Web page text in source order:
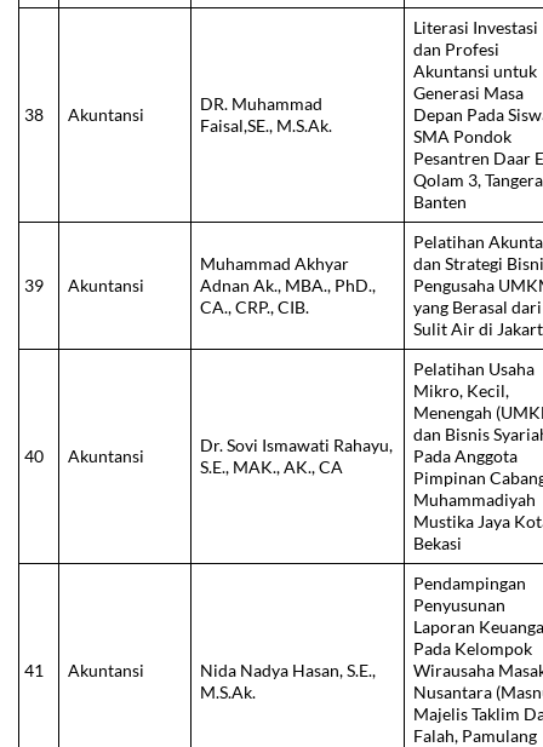
38 Akuntansi
DR. Muhammad
Faisal,SE., M.S.Ak.
Literasi Investasi
dan Profesi
Akuntansi untuk
Generasi Masa
Depan Pada
SMA Pondok
Pesantren Daar
Qolam 3,
Banten
39 Akuntansi
Muhammad Akhyar
Adnan Ak., MBA., PhD.,
CA., CRP., CIB.
Pelatihan
dan Strategi
Pengusaha
yang Berasal dari
Sulit Air di
40 Akuntansi
Dr. Sovi Ismawati Rahayu,
S.E., MAK., AK., CA
Pelatihan Usaha
Mikro, Kecil,
Menengah
dan Bisnis
Pada Anggota
Pimpinan
Muhammadiyah
Mustika Jaya
Bekasi
41 Akuntansi
Nida Nadya Hasan, S.E.,
M.S.Ak.
Pendampingan
Penyusunan
Laporan
Pada Kelompok
Wirausaha
Nusantara
Majelis Taklim
Falah, Pamulang